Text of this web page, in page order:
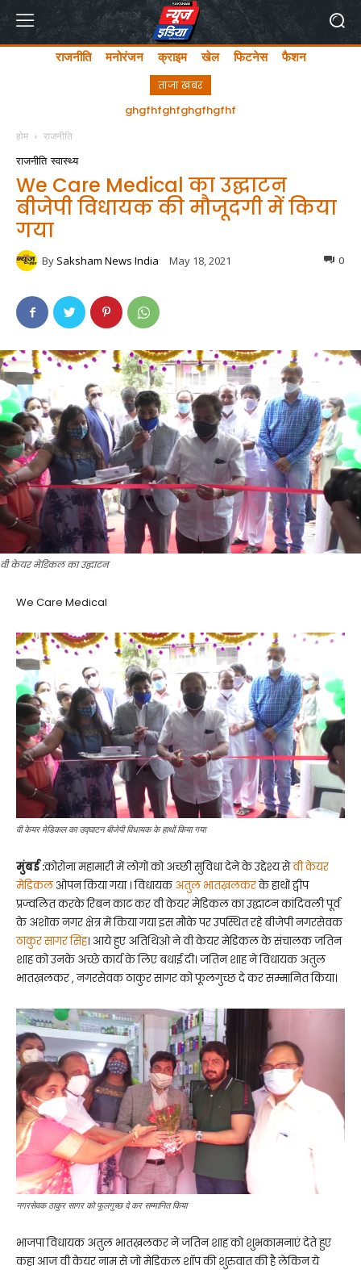
राजनीति मनोरंजन क्राइम खेल फिटनेस फैशन
ताजा खबर
अयोध्या में लता मंगेशकर चौक का सीएम योगी ने किया उद्घाटन
होम राजनीति
राजनीति स्वास्थ्य
We Care Medical का उद्घाटन
बीजेपी विधायक की मौजूदगी में किया
गया
By Saksham News India May 18, 2021 0
वी केयर मेडिकल का उद्घाटन
We Care Medical
वी केयर मेडिकल का उद्घाटन बीजेपी विधायक के हाथों किया गया
मुंबई :कोरोना महामारी में लोगों को अच्छी सुविधा देने के उद्देश्य सेवी केयर
मेडिकलओपन किया गया । विधायकअतुल भातख़लकरके हाथों द्वीप
प्रज्वलित करके रिबन काट कर वी केयर मेडिकल का उद्घाटन कांदिवली पूर्व
के अशोक नगर क्षेत्र में किया गया इस मौके पर उपस्थित रहे बीजेपी नगरसेवक
ठाकुर सागर सिंह। आये हुए अतिथिओ ने वी केयर मेडिकल के संचालक जतिन
शाह को उनके अच्छे कार्य के लिए बधाई दी। जतिन शाह ने विधायक अतुल
भातख़लकर , नगरसेवक ठाकुर सागर को फूलगुच्छ दे कर सम्मानित किया।
नगरसेवक ठाकुर सागर को फूलगुच्छ दे कर सम्मानित किया
भाजपा विधायक अतुल भातख़लकर ने जतिन शाह को शुभकामनाएं देते हुए
कहा आज वी केयर नाम से जो मेडिकल शॉप की शुरुवात की है लेकिन ये